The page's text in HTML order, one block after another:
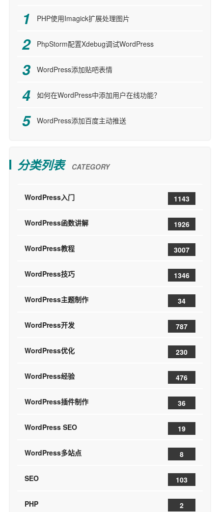
PHP使用Imagick扩展处理图片
PhpStorm配置Xdebug调试WordPress
WordPress添加贴吧表情
如何在WordPress中添加用户在线功能？
WordPress添加百度主动推送
分类列表 CATEGORY
WordPress入门 1143
WordPress函数讲解 1926
WordPress教程 3007
WordPress技巧 1346
WordPress主题制作 34
WordPress开发 787
WordPress优化 230
WordPress经验 476
WordPress插件制作 36
WordPress SEO 19
WordPress多站点 8
SEO 103
PHP 2